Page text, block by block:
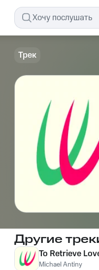
Трек
Другие
To Retrieve
Michael Antiny